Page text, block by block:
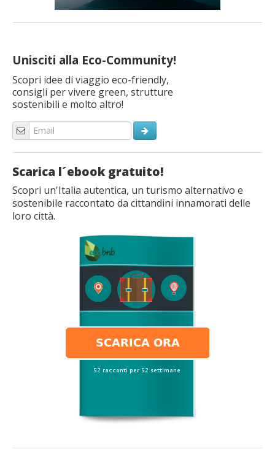
Unisciti alla Eco-Community!
Scopri idee di viaggio eco-friendly,
consigli per vivere green, strutture
sostenibili e molto altro!
Scarica l´ebook gratuito!
Scopri un'Italia autentica, un turismo alternativo e
sostenibile raccontato da cittandini innamorati delle
loro città.